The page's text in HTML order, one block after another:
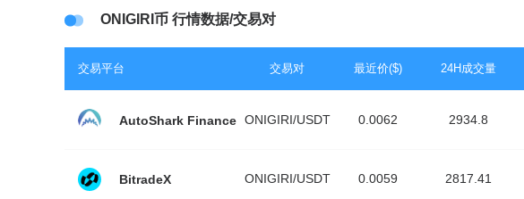
ONIGIRI币 行情数据/交易对
交易平台 交易对 最近价($) 24H成交量
AutoShark Finance ONIGIRI/USDT 0.0062 2934.8
BitradeX ONIGIRI/USDT 0.0059 2817.41